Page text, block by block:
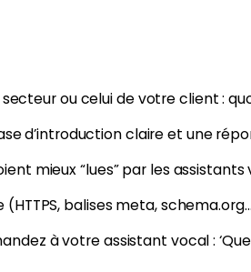
ou celui de votre client :
d’introduction claire et une
mieux “lues” par les assistants
balises meta,
à votre assistant vocal :